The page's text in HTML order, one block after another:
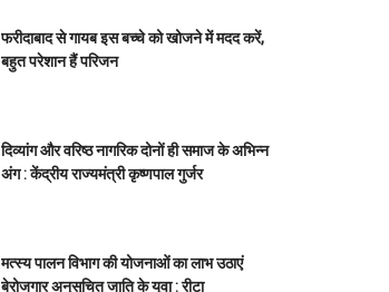
फरीदाबाद से गायब इस बच्चे को खोजने में मदद करें,
बहुत परेशान हैं परिजन
दिव्यांग और वरिष्ठ नागरिक दोनों ही समाज के अभिन्न
अंग : केंद्रीय राज्यमंत्री कृष्णपाल गुर्जर
मत्स्य पालन विभाग की योजनाओं का लाभ उठाएं
बेरोजगार अनुसूचित जाति के युवा : रीटा